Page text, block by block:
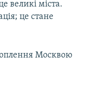
великі міста.
це стане
Москвою